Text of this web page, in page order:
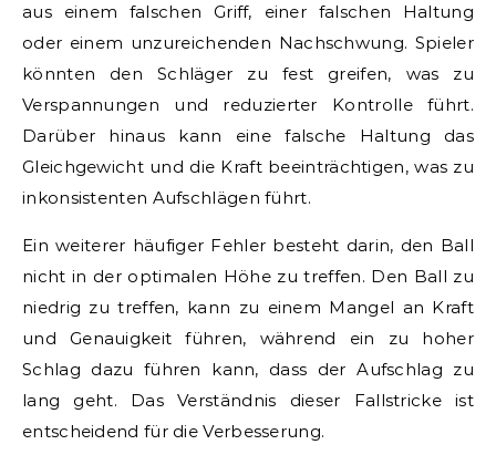
aus einem falschen Griff, einer falschen Haltung
oder einem unzureichenden Nachschwung. Spieler
könnten den Schläger zu fest greifen, was zu
Verspannungen und reduzierter Kontrolle führt.
Darüber hinaus kann eine falsche Haltung das
Gleichgewicht und die Kraft beeinträchtigen, was zu
inkonsistenten Aufschlägen führt.
Ein weiterer häufiger Fehler besteht darin, den Ball
nicht in der optimalen Höhe zu treffen. Den Ball zu
niedrig zu treffen, kann zu einem Mangel an Kraft
und Genauigkeit führen, während ein zu hoher
Schlag dazu führen kann, dass der Aufschlag zu
lang geht. Das Verständnis dieser Fallstricke ist
entscheidend für die Verbesserung.